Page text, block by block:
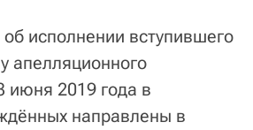
исполнении вступившего
апелляционного
июня 2019 года в
направлены в